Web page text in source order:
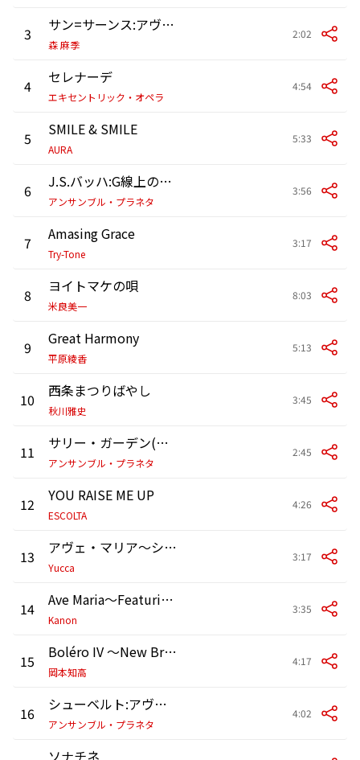
3 サン=サーンス:アヴェ・マリア
森 麻季
2:02
4 セレナーデ
エキセントリック・オペラ
4:54
5 SMILE & SMILE
AURA
5:33
6 J.S.バッハ:G線上のアリア
アンサンブル・プラネタ
3:56
7 Amasing Grace
Try-Tone
3:17
8 ヨイトマケの唄
米良美一
8:03
9 Great Harmony
平原綾香
5:13
10 西条まつりばやし
秋川雅史
3:45
11 サリー・ガーデン(アイルランド民謡)
アンサンブル・プラネタ
2:45
12 YOU RAISE ME UP
ESCOLTA
4:26
13 アヴェ・マリア～シューベルト～
Yucca
3:17
14 Ave Maria〜Featuring AYASA(Sword of the Far East)〜
Kanon
3:35
15 Boléro IV ～New Breath～
岡本知高
4:17
16 シューベルト:アヴェ・マリア
アンサンブル・プラネタ
4:02
ソナチネ